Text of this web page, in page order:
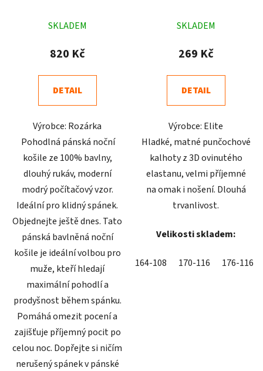
hodnocení
produktu
4,3
z
hvězdiček.
SKLADEM
820 Kč
DETAIL
Výrobce: Rozárka
Pohodlná pánská noční
košile ze 100% bavlny,
dlouhý rukáv, moderní
modrý počítačový vzor.
Ideální pro klidný spánek.
Objednejte ještě dnes. Tato
pánská bavlněná noční
košile je ideální volbou pro
muže, kteří hledají
maximální pohodlí a
prodyšnost během spánku.
Pomáhá omezit pocení a
zajišťuje příjemný pocit po
celou noc. Dopřejte si ničím
nerušený spánek v pánské
hodnocení
produktu
5,0
z
hvězdiček.
SKLADEM
269 Kč
DETAIL
Výrobce: Elite
Hladké, matné punčochové
kalhoty z 3D ovinutého
elastanu, velmi příjemné
na omak i nošení. Dlouhá
trvanlivost.
Velikosti skladem:
164-108 170-116 176-116